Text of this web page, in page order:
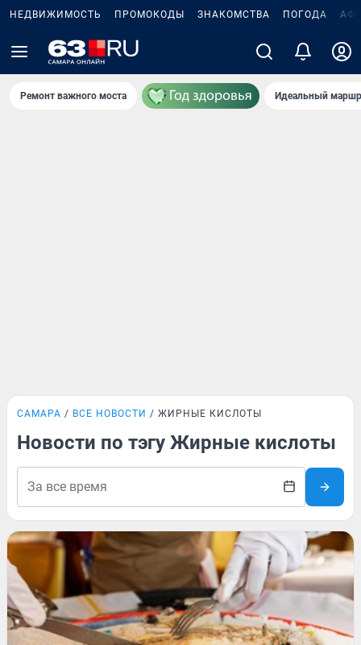
НЕДВИЖИМОСТЬ ПРОМОКОДЫ ЗНАКОМСТВА ПОГОДА
Ремонт важного моста Идеальный
САМАРА ВСЕ НОВОСТИ ЖИРНЫЕ КИСЛОТЫ
Новости по тэгу Жирные кислоты